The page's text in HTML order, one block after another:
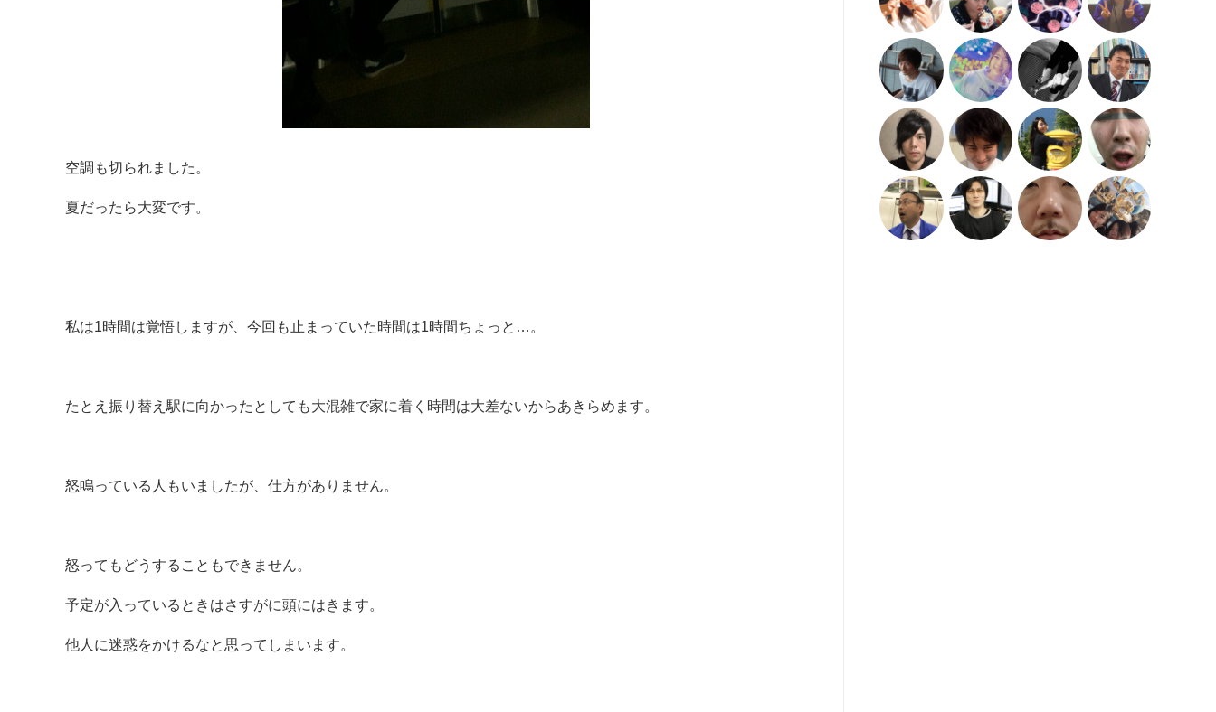
空調も切られました。
夏だったら大変です。
私は1時間は覚悟しますが、今回も止まっていた時間は1時間ちょっと…。
たとえ振り替え駅に向かったとしても大混雑で家に着く時間は大差ないからあきらめます。
怒鳴っている人もいましたが、仕方がありません。
怒ってもどうすることもできません。
予定が入っているときはさすがに頭にはきます。
他人に迷惑をかけるなと思ってしまいます。